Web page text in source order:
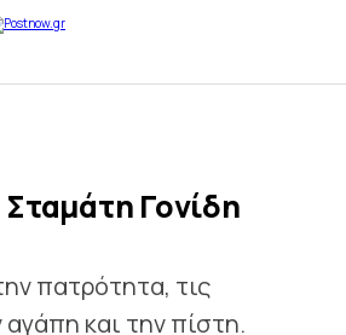
Γονίδη
πατρότητα, τις
και την πίστη.